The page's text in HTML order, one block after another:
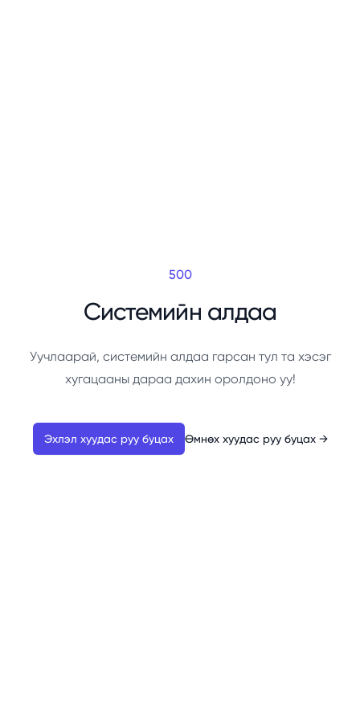
500
Системийн алдаа
Уучлаарай, системийн алдаа гарсан тул та хэсэг
хугацааны дараа дахин оролдоно уу!
Эхлэл хуудас руу буцах Өмнөх хуудас руу буцах →